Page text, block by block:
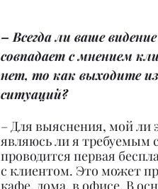
– Всегда ли ваше
совпадает с мнением
нет, то как выходите
ситуаций?
– Для выяснения, мой ли
являюсь ли я требуемым
проводится первая
с клиентом. Это может